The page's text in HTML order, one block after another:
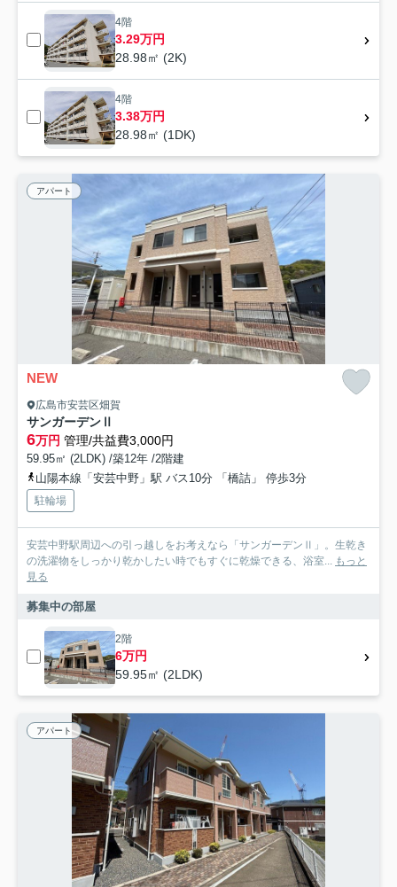
4階
3.29万円
28.98㎡ (2K)
4階
3.38万円
28.98㎡ (1DK)
アパート
NEW
広島市安芸区畑賀
サンガーデンⅡ
6万円 管理/共益費3,000円
59.95㎡ (2LDK) /築12年 /2階建
山陽本線「安芸中野」駅 バス10分 「橋詰」 停歩3分
駐輪場
安芸中野駅周辺への引っ越しをお考えなら「サンガーデンⅡ」。生乾き
の洗濯物をしっかり乾かしたい時でもすぐに乾燥できる、浴室... もっと
見る
募集中の部屋
2階
6万円
59.95㎡ (2LDK)
アパート